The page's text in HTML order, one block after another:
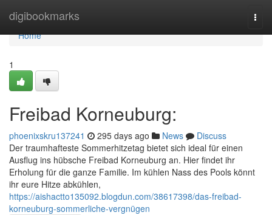
digibookmarks
Home
Home
1
Freibad Korneuburg:
phoenixskru137241 295 days ago News
Discuss
Der traumhafteste Sommerhitzetag bietet sich ideal für einen
Ausflug ins hübsche Freibad Korneuburg an. Hier findet ihr
Erholung für die ganze Familie. Im kühlen Nass des Pools könnt
ihr eure Hitze abkühlen,
https://aishactto135092.blogdun.com/38617398/das-freibad-
korneuburg-sommerliche-vergnügen